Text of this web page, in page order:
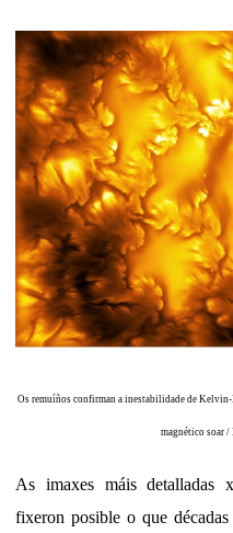
Os remuíños confirman a inestabilidade de
magnético soar
As imaxes máis detalladas
fixeron posible o que